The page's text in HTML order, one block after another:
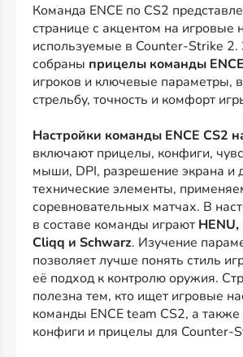
Команда ENCE по CS2
странице с акцентом на игровые
используемые в Counter-Strike 2.
собраны прицелы команды ENCE
игроков и ключевые параметры,
стрельбу, точность и комфорт
Настройки команды ENCE CS2
включают прицелы, конфиги,
мыши, DPI, разрешение экрана и
технические элементы,
соревновательных матчах. В
в составе команды играют
Cliqq и Schwarz. Изучение
позволяет лучше понять стиль
её подход к контролю оружия.
полезна тем, кто ищет игровые
команды ENCE team CS2, а
конфиги и прицелы для Counter-